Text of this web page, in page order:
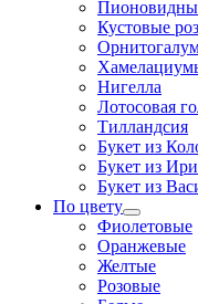
Кустовые
Нигелла
Лотосовая
Тилландсия
Букет из
Букет из
Букет из
По цвету
Фиолетовые
Оранжевые
Желтые
Розовые